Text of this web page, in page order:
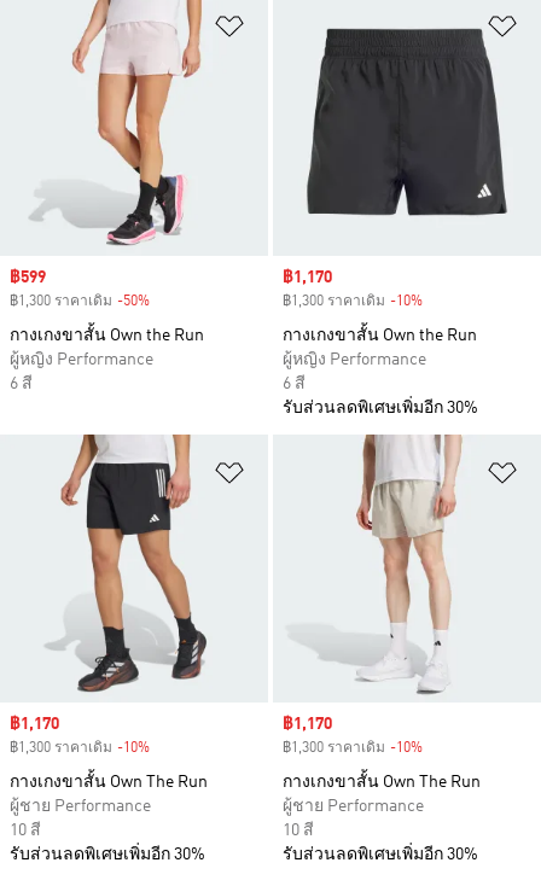
Sale price
฿599
฿1,300 ราคาเดิม -50%
กางเกงขาสั้น Own the Run
ผู้หญิง Performance
6 สี
Sale price
฿1,170
฿1,300 ราคาเดิม -10%
กางเกงขาสั้น Own the Run
ผู้หญิง Performance
6 สี
รับส่วนลดพิเศษเพิ่มอีก 30%
เพิ่มไปยังรายการสินค้าโปรด
Sale price
฿1,170
฿1,300 ราคาเดิม -10%
กางเกงขาสั้น Own The Run
ผู้ชาย Performance
10 สี
รับส่วนลดพิเศษเพิ่มอีก 30%
Sale price
฿1,170
฿1,300 ราคาเดิม -10%
กางเกงขาสั้น Own The Run
ผู้ชาย Performance
10 สี
รับส่วนลดพิเศษเพิ่มอีก 30%